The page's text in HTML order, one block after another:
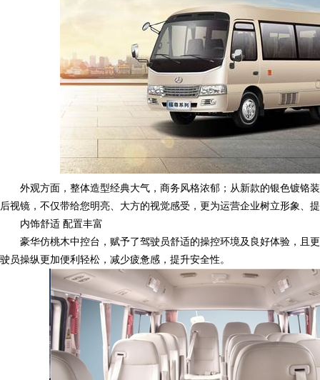
外观方面，整体造型经典大气，商务风格浓郁；从新款的银色镀铬
后视镜，不仅带给您明亮、大方的视觉感受，更为运营企业树立形象、
内饰舒适 配置丰富
豪华仿桃木中控台，赋予了驾驶员舒适的操控环境及良好体验，且
驶员操纵更加便利轻松，减少疲惫感，提升安全性。